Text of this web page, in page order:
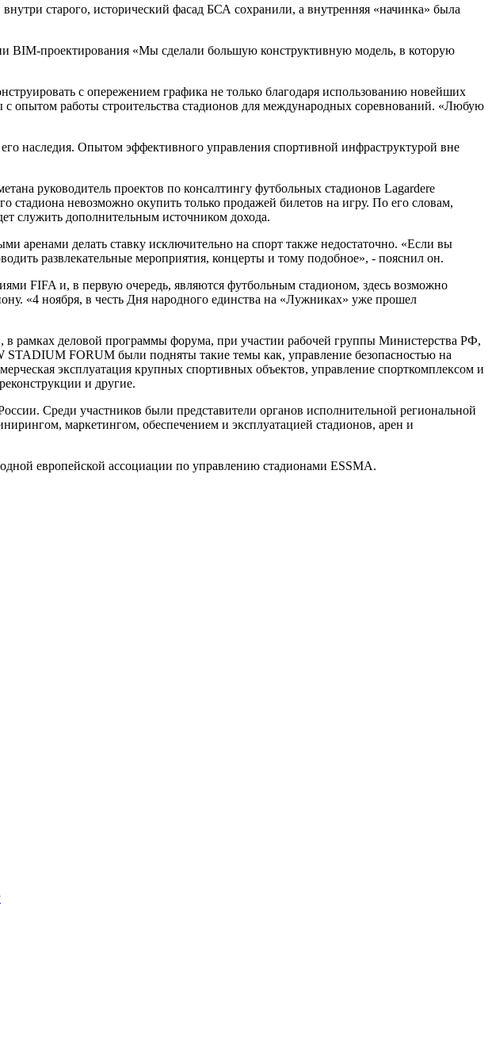
старого, исторический фасад БСА сохранили, а внутренняя «начинка» была
BIM-проектирования «Мы сделали большую конструктивную модель, в которую
с опережением графика не только благодаря использованию новейших
опытом работы строительства стадионов для международных соревнований. «Любую
наследия. Опытом эффективного управления спортивной инфраструктурой вне
руководитель проектов по консалтингу футбольных стадионов Lagardere
стадиона невозможно окупить только продажей билетов на игру. По его словам,
служить дополнительным источником дохода.
аренами делать ставку исключительно на спорт также недостаточно. «Если вы
развлекательные мероприятия, концерты и тому подобное», - пояснил он.
FIFA и, в первую очередь, являются футбольным стадионом, здесь возможно
«4 ноября, в честь Дня народного единства на «Лужниках» уже прошел
рамках деловой программы форума, при участии рабочей группы Министерства РФ,
FORUM были подняты такие темы как, управление безопасностью на
эксплуатация крупных спортивных объектов, управление спорткомплексом и
и другие.
Среди участников были представители органов исполнительной региональной
маркетингом, обеспечением и эксплуатацией стадионов, арен и
европейской ассоциации по управлению стадионами ESSMA.